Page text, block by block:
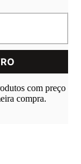
com preço
compra.